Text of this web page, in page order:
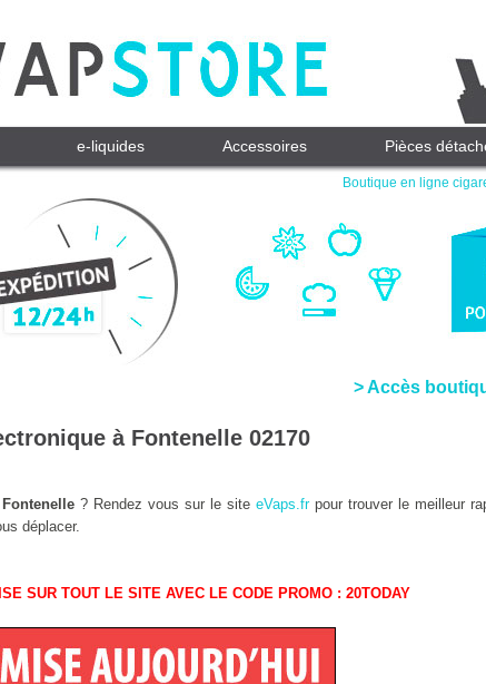
Boutique en ligne
e-liquides Accessoires Pièces
> Accès
à Fontenelle 02170
? Rendez vous sur le site eVaps.frpour trouver le meilleur
déplacer.
SUR TOUT LE SITE AVEC LE CODE PROMO : 20TODAY